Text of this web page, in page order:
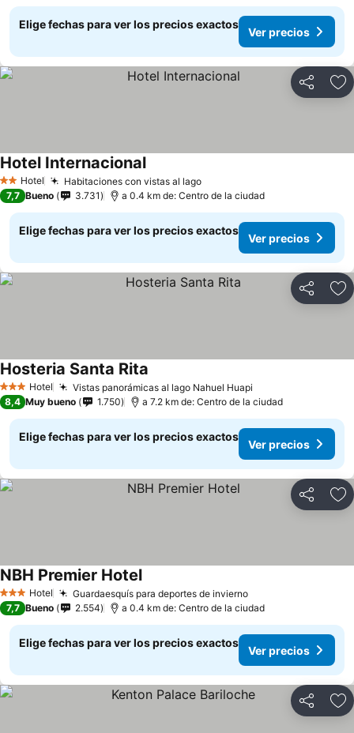
Elige fechas para ver los precios exactos
Ver precios
Compartir
2 Estrellas
Hotel Habitaciones con vistas al lagoVer precios
Hotel InternacionalVer precios
7,7 Bueno 3.731 a 0.4 km de: Centro de la ciudad
Elige fechas para ver los precios exactos
Ver precios
Compartir
3 Estrellas
Hotel Vistas panorámicas al lago Nahuel Huapi
Hosteria Santa Rita
8,4 Muy bueno 1.750 a 7.2 km de: Centro de la ciudad
Elige fechas para ver los precios exactos
Ver precios
Compartir
3 Estrellas
Hotel Guardaesquís para deportes de inviernoVer precios
NBH Premier HotelVer precios
7,7 Bueno 2.554 a 0.4 km de: Centro de la ciudad
Elige fechas para ver los precios exactos
Ver precios
Compartir